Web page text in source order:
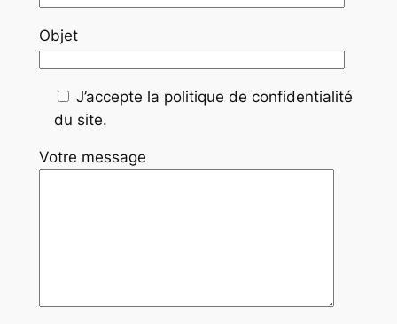
Objet
J’accepte la politique de confidentialité
du site.
Votre message